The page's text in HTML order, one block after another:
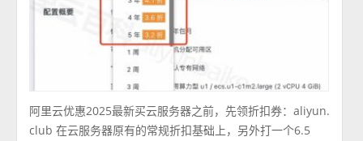
阿里云优惠2025最新买云服务器之前，先领折扣券：aliyun.
club 在云服务器原有的常规折扣基础上，另外打一个6.5